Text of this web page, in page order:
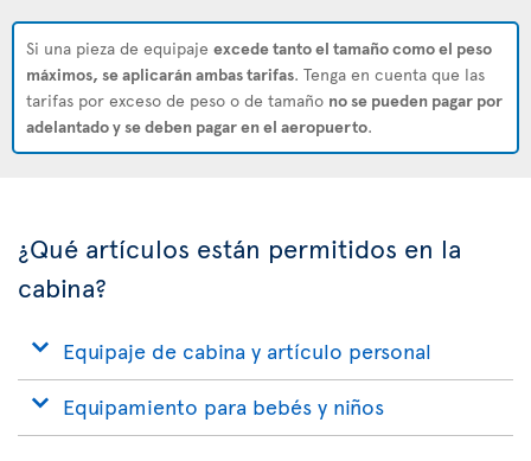
Si una pieza de equipaje excede tanto el tamaño como el peso
máximos, se aplicarán ambas tarifas. Tenga en cuenta que las
tarifas por exceso de peso o de tamaño no se pueden pagar por
adelantado y se deben pagar en el aeropuerto.
¿Qué artículos están permitidos en la
cabina?
Equipaje de cabina y artículo personal
Equipamiento para bebés y niños